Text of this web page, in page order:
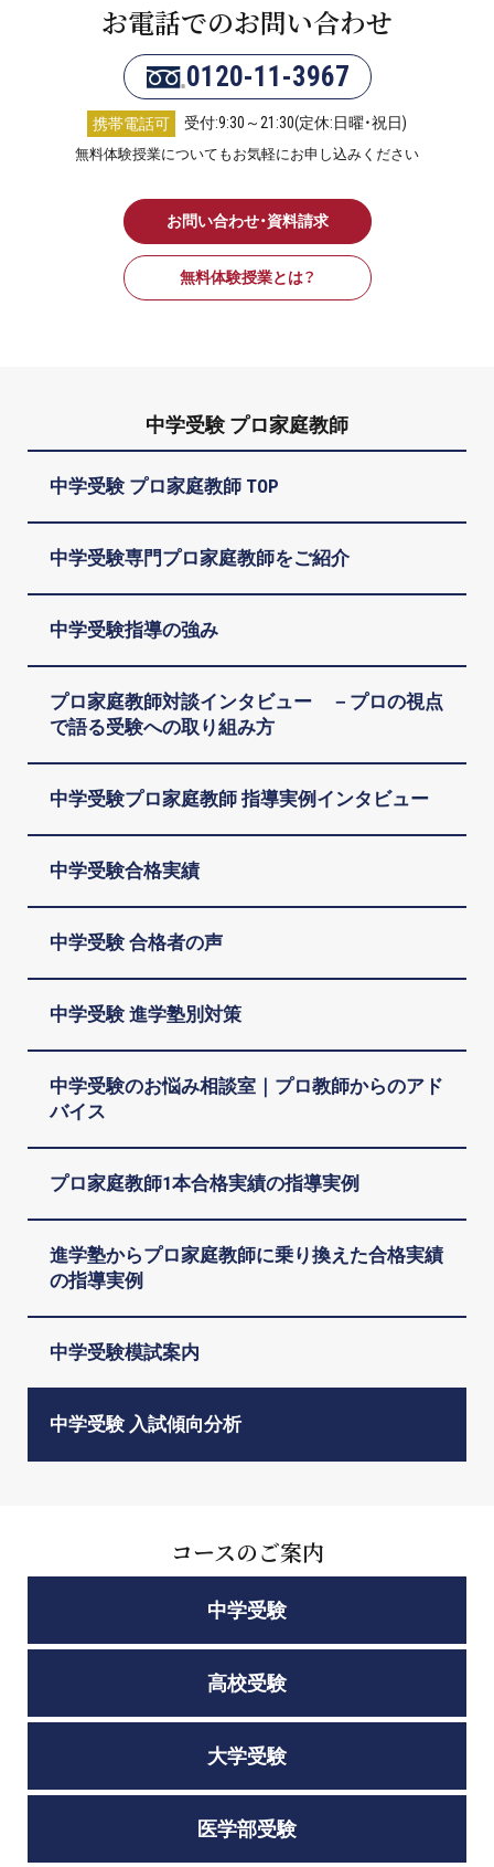
お電話でのお問い合わせ
0120-11-3967
携帯電話可 受付:9:30～21:30(定休:日曜・祝日)
無料体験授業についてもお気軽にお申し込みください
お問い合わせ・資料請求
無料体験授業とは？
中学受験 プロ家庭教師
中学受験 プロ家庭教師 TOP
中学受験専門プロ家庭教師をご紹介
中学受験指導の強み
プロ家庭教師対談インタビュー －プロの視点
で語る受験への取り組み方
中学受験プロ家庭教師 指導実例インタビュー
中学受験合格実績
中学受験 合格者の声
中学受験 進学塾別対策
中学受験のお悩み相談室｜プロ教師からのアド
バイス
プロ家庭教師1本合格実績の指導実例
進学塾からプロ家庭教師に乗り換えた合格実績
の指導実例
中学受験模試案内
中学受験 入試傾向分析
コースのご案内
中学受験
高校受験
大学受験
医学部受験